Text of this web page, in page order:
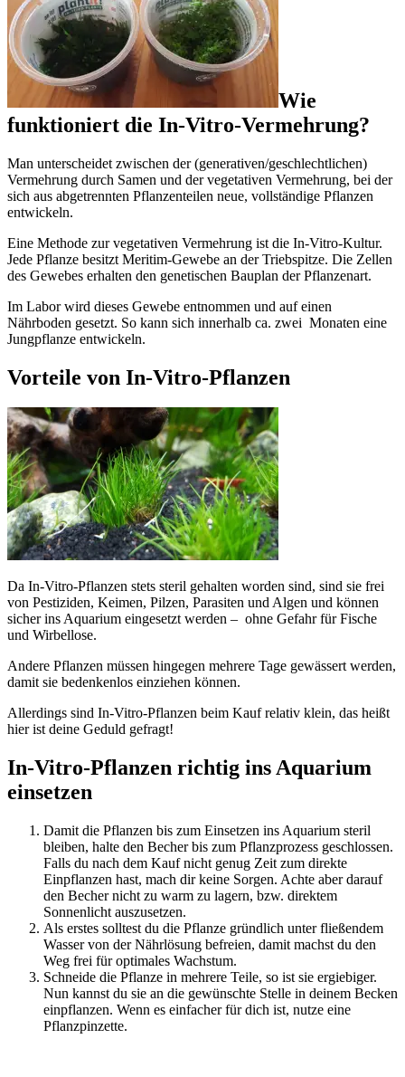
Wie
funktioniert die In-Vitro-Vermehrung?
Man unterscheidet zwischen der (generativen/geschlechtlichen)
Vermehrung durch Samen und der vegetativen Vermehrung, bei der
sich aus abgetrennten Pflanzenteilen neue, vollständige Pflanzen
entwickeln.
Eine Methode zur vegetativen Vermehrung ist die In-Vitro-Kultur.
Jede Pflanze besitzt Meritim-Gewebe an der Triebspitze. Die Zellen
des Gewebes erhalten den genetischen Bauplan der Pflanzenart.
Im Labor wird dieses Gewebe entnommen und auf einen
Nährboden gesetzt. So kann sich innerhalb ca. zwei Monaten eine
Jungpflanze entwickeln.
Vorteile von In-Vitro-Pflanzen
Da In-Vitro-Pflanzen stets steril gehalten worden sind, sind sie frei
von Pestiziden, Keimen, Pilzen, Parasiten und Algen und können
sicher ins Aquarium eingesetzt werden – ohne Gefahr für Fische
und Wirbellose.
Andere Pflanzen müssen hingegen mehrere Tage gewässert werden,
damit sie bedenkenlos einziehen können.
Allerdings sind In-Vitro-Pflanzen beim Kauf relativ klein, das heißt
hier ist deine Geduld gefragt!
In-Vitro-Pflanzen richtig ins Aquarium
einsetzen
Damit die Pflanzen bis zum Einsetzen ins Aquarium steril
bleiben, halte den Becher bis zum Pflanzprozess geschlossen.
Falls du nach dem Kauf nicht genug Zeit zum direkte
Einpflanzen hast, mach dir keine Sorgen. Achte aber darauf
den Becher nicht zu warm zu lagern, bzw. direktem
Sonnenlicht auszusetzen.
Als erstes solltest du die Pflanze gründlich unter fließendem
Wasser von der Nährlösung befreien, damit machst du den
Weg frei für optimales Wachstum.
Schneide die Pflanze in mehrere Teile, so ist sie ergiebiger.
Nun kannst du sie an die gewünschte Stelle in deinem Becken
einpflanzen. Wenn es einfacher für dich ist, nutze eine
Pflanzpinzette.